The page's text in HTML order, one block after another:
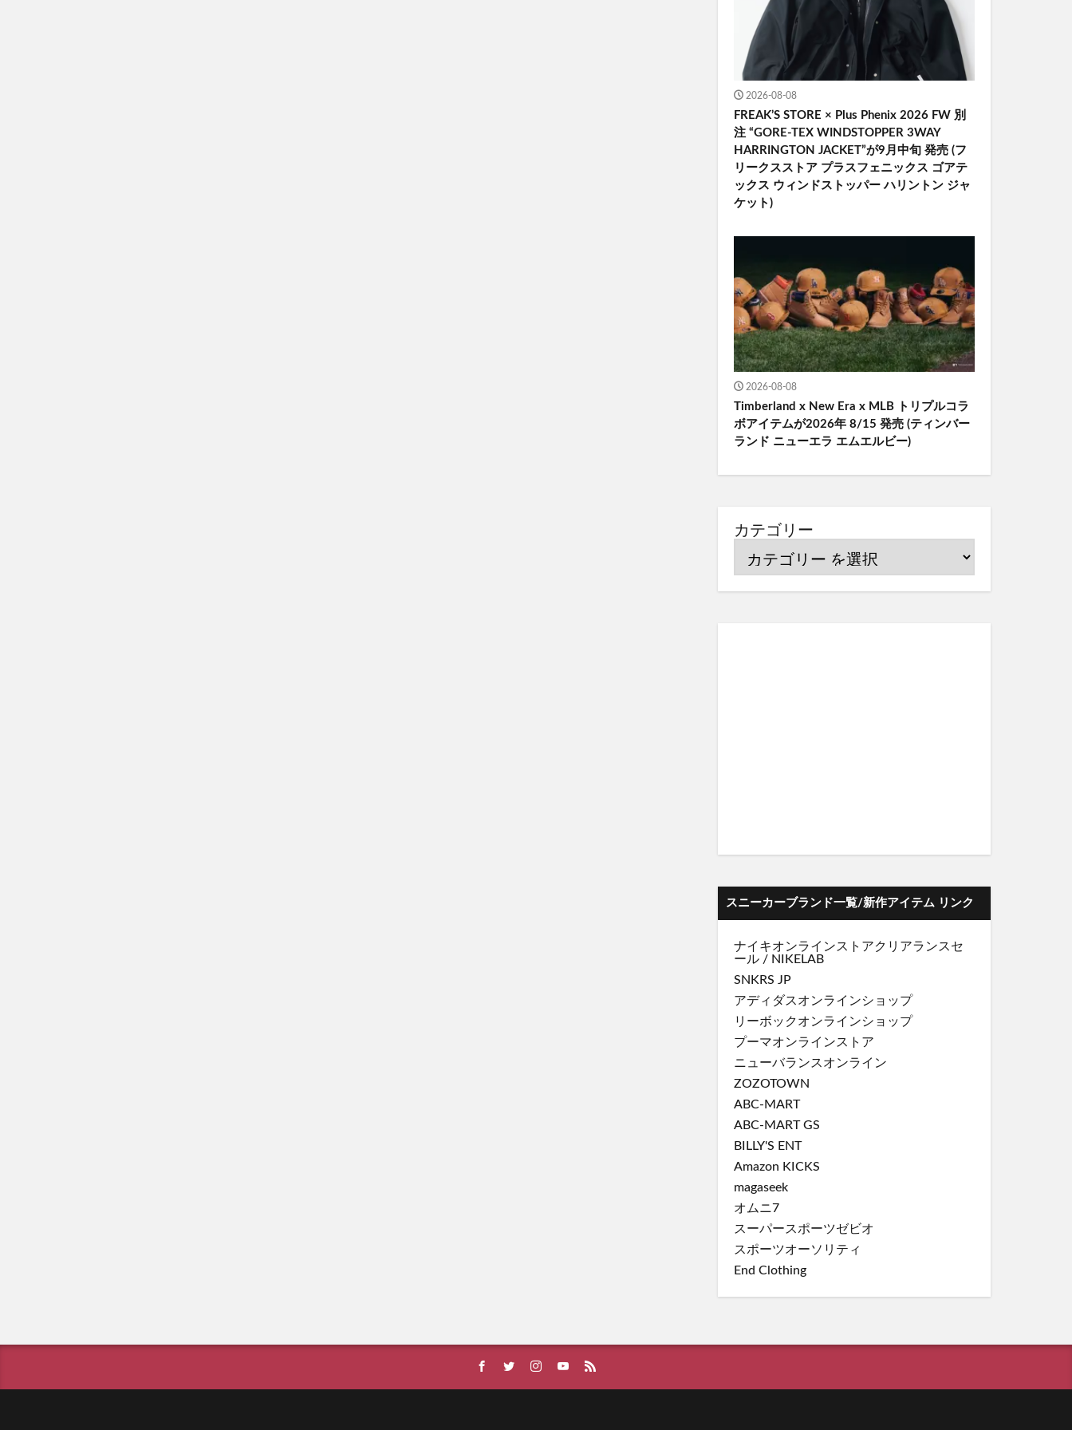
2026-08-08
FREAK’S STORE × Plus Phenix 2026 FW 別
注 “GORE-TEX WINDSTOPPER 3WAY
HARRINGTON JACKET”が9月中旬 発売 (フ
リークスストア プラスフェニックス ゴアテ
ックス ウィンドストッパー ハリントン ジャ
ケット)
2026-08-08
Timberland x New Era x MLB トリプルコラ
ボアイテムが2026年 8/15 発売 (ティンバー
ランド ニューエラ エムエルビー)
カテゴリー
スニーカーブランド一覧/新作アイテム リンク
ナイキオンラインストアクリアランスセ
ール / NIKELAB
SNKRS JP
アディダスオンラインショップ
リーボックオンラインショップ
プーマオンラインストア
ニューバランスオンライン
ZOZOTOWN
ABC-MART
ABC-MART GS
BILLY'S ENT
Amazon KICKS
magaseek
オムニ7
スーパースポーツゼビオ
スポーツオーソリティ
End Clothing